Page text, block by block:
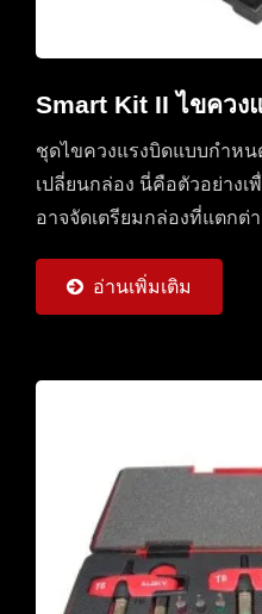
Smart Kit II ไขควง
ชุดไขควงแรงบิดแบบกำหน
เปลี่ยนกล่อง นี่คือตัวอย่างเ
อาจจัดเตรียมกล่องที่แตกต่
อ่านเพิ่มเติม